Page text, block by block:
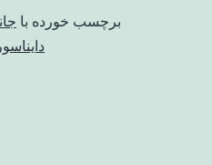
برچسب خورده با
دایناسور